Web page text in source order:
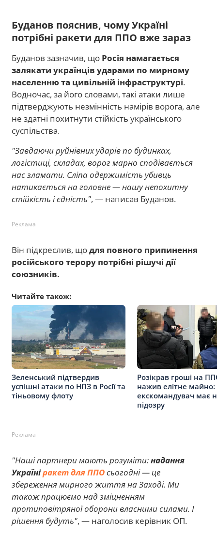
Буданов пояснив, чому Україні
потрібні ракети для ППО вже зараз
Буданов зазначив, що Росія намагається
залякати українців ударами по мирному
населенню та цивільній інфраструктурі.
Водночас, за його словами, такі атаки лише
підтверджують незмінність намірів ворога, але
не здатні похитнути стійкість українського
суспільства.
"Завдаючи руйнівних ударів по будинках,
логістиці, складах, ворог марно сподівається
нас зламати. Сліпа одержимість убивць
натикається на головне — нашу непохитну
стійкість і єдність", — написав Буданов.
Реклама
Він підкреслив, щодля повного припинення
російського терору потрібні рішучі дії
союзників.
Читайте також:
Зеленський підтвердив
успішні атаки по НПЗ в Росії та
тіньовому флоту
Розікрав гроші на
нажив елітне майно:
екскомандувач має
підозру
Реклама
"Наші партнери мають розуміти:надання
Україніракет для ППОсьогодні — це
збереження мирного життя на Заході. Ми
також працюємо над зміцненням
протиповітряної оборони власними силами. І
рішення будуть", — наголосив керівник ОП.